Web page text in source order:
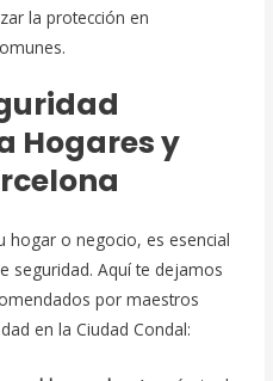
la protección en
Hogares y
hogar o negocio, es esencial
seguridad. Aquí te dejamos
por maestros
en la Ciudad Condal: